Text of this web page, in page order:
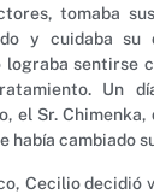
tomaba
y cuidaba su
sentirse
Un
el Sr. Chimenka,
había cambiado
Cecilio decidió